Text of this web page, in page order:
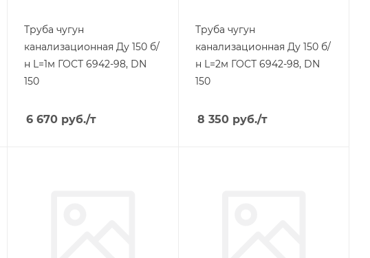
Труба чугун
канализационная Ду 150 б/
н L=1м ГОСТ 6942-98, DN
150
6 670 руб./т
Труба чугун
канализационная Ду 150 б/
н L=2м ГОСТ 6942-98, DN
150
8 350руб./т